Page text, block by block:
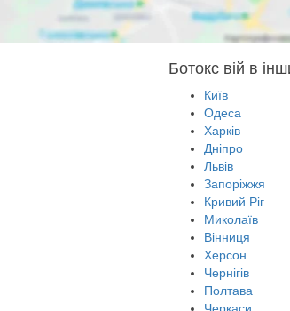
Ботокс вій в
Київ
Одеса
Харків
Дніпро
Львів
Запоріжжя
Кривий Ріг
Миколаїв
Вінниця
Херсон
Чернігів
Полтава
Черкаси